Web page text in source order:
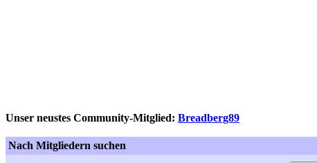
Unser neustes Community-Mitglied: Breadberg89
Nach Mitgliedern suchen